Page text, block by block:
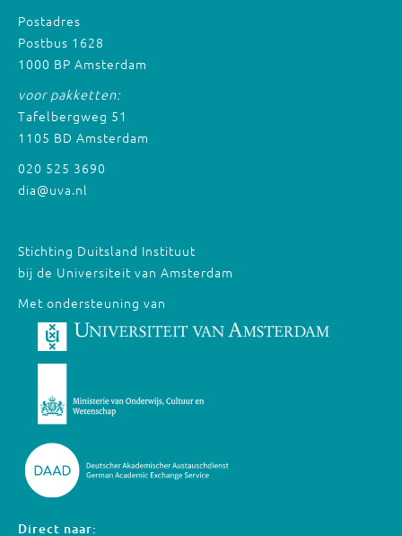
Postadres
Postbus 1628
1000 BP Amsterdam
voor pakketten:
Tafelbergweg 51
1105 BD Amsterdam
020 525 3690
dia@uva.nl
Stichting Duitsland Instituut
bij de Universiteit van Amsterdam
Met ondersteuning van
Direct naar: